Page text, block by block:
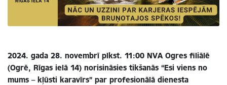
2024. gada 28. novembrī plkst. 11:00 NVA Ogres filiālē
(Ogrē, Rīgas ielā 14) norisināsies tikšanās “Esi viens no
mums – kļūsti karavīrs” par profesionālā dienesta